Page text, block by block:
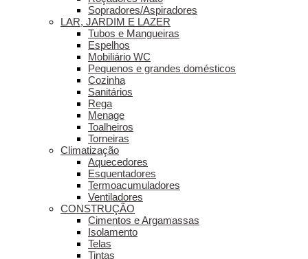
Sopradores/Aspiradores
LAR, JARDIM E LAZER
Tubos e Mangueiras
Espelhos
Mobiliário WC
Pequenos e grandes domésticos
Cozinha
Sanitários
Rega
Menage
Toalheiros
Torneiras
Climatização
Aquecedores
Esquentadores
Termoacumuladores
Ventiladores
CONSTRUÇÃO
Cimentos e Argamassas
Isolamento
Telas
Tintas